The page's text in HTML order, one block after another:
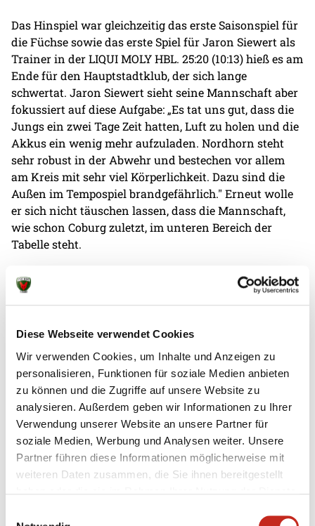
Diese Webseite verwendet Cookies
Wir verwenden Cookies, um Inhalte und Anzeigen zu
personalisieren, Funktionen für soziale Medien anbieten
zu können und die Zugriffe auf unsere Website zu
analysieren. Außerdem geben wir Informationen zu Ihrer
Verwendung unserer Website an unsere Partner für
soziale Medien, Werbung und Analysen weiter. Unsere
Partner führen diese Informationen möglicherweise mit
weiteren Daten zusammen, die Sie ihnen bereitgestellt
Das Hinspiel war gleichzeitig das erste Saisonspiel für
die Füchse sowie das erste Spiel für Jaron Siewert als
Trainer in der LIQUI MOLY HBL. 25:20 (10:13) hieß es am
Ende für den Hauptstadtklub, der sich lange
schwertat. Jaron Siewert sieht seine Mannschaft aber
fokussiert auf diese Aufgabe: „Es tat uns gut, dass die
Jungs ein zwei Tage Zeit hatten, Luft zu holen und die
Akkus ein wenig mehr aufzuladen. Nordhorn steht
sehr robust in der Abwehr und bestechen vor allem
am Kreis mit sehr viel Körperlichkeit. Dazu sind die
Außen im Tempospiel brandgefährlich." Erneut wolle
er sich nicht täuschen lassen, dass die Mannschaft,
wie schon Coburg zuletzt, im unteren Bereich der
Tabelle steht.
Anpfiff ist um 16 Uhr, das Spiel wird erneut im
kostenfreien Fanradio übertragen, präsentiert von
Weitere News